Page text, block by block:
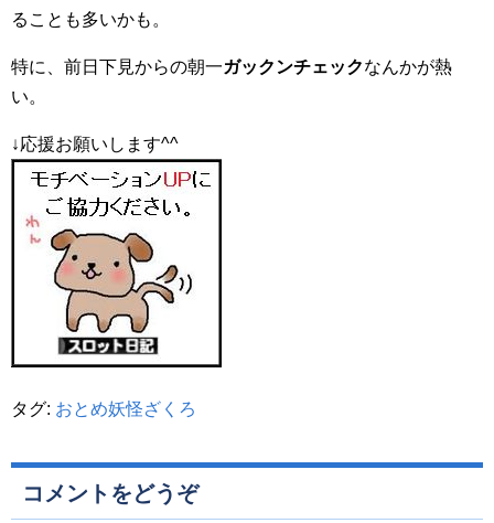
ることも多いかも。
特に、前日下見からの朝一ガックンチェックなんかが熱
い。
↓応援お願いします^^
タグ: おとめ妖怪ざくろ
コメントをどうぞ